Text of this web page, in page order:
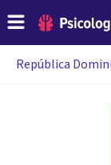
República